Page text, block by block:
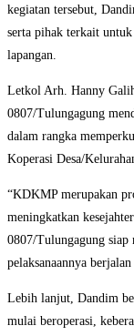
kegiatan tersebut,
serta pihak terkait
lapangan.
Letkol Arh. Hanny
0807/Tulungagung
dalam rangka
Koperasi Desa/
“KDKMP merupakan
meningkatkan
0807/Tulungagung siap
pelaksanaannya
Lebih lanjut, Dandim
mulai beroperasi,